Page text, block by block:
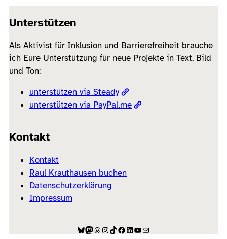
Unterstützen
Als Aktivist für Inklusion und Barrierefreiheit brauche
ich Eure Unterstützung für neue Projekte in Text, Bild
und Ton:
unterstützen via Steady
unterstützen via PayPal.me
Kontakt
Kontakt
Raul Krauthausen buchen
Datenschutzerklärung
Impressum
Bluesky
Mastodon
Threads
Instagram
TikTok
Facebook
LinkedIn
YouTube
E-Mail